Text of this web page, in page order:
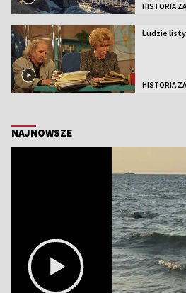
HISTORIA
Ludzie
HISTORIA
NAJNOWSZE